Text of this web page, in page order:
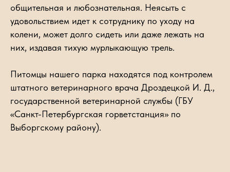
общительная и любознательная. Неясыть с
удовольствием идет к сотруднику по уходу на
колени, может долго сидеть или даже лежать на
них, издавая тихую мурлыкающую трель.
Питомцы нашего парка находятся под контролем
штатного ветеринарного врача Дроздецкой И. Д.,
государственной ветеринарной службы (ГБУ
«Санкт-Петербургская горветстанция» по
Выборгскому району).